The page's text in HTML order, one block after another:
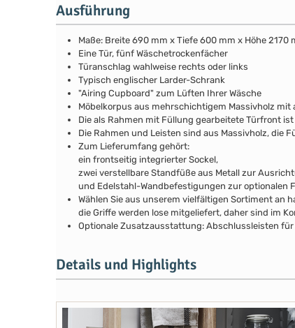
Ausführung
Maße: Breite 690 mm x Tiefe 600 mm x Höhe 2170
Eine Tür, fünf Wäschetrockenfächer
Türanschlag wahlweise rechts oder links
Typisch englischer Larder-Schrank
"Airing Cupboard" zum Lüften Ihrer Wäsche
Möbelkorpus aus mehrschichtigem Massivholz
Die als Rahmen mit Füllung gearbeitete Türfront
Die Rahmen und Leisten sind aus Massivholz,
Zum Lieferumfang gehört:
ein frontseitig integrierter Sockel,
zwei verstellbare Standfüße aus Metall zur
und Edelstahl-Wandbefestigungen zur optionalen
Wählen Sie aus unserem vielfältigen Sortiment an
die Griffe werden lose mitgeliefert, daher sind im
Optionale Zusatzausstattung: Abschlussleisten
Details und Highlights